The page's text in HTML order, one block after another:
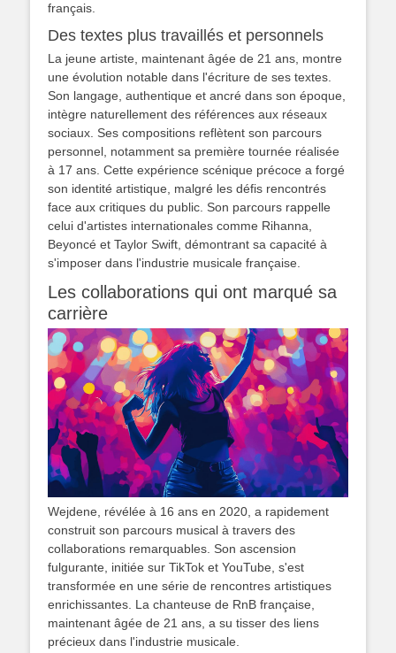
français.
Des textes plus travaillés et personnels
La jeune artiste, maintenant âgée de 21 ans, montre
une évolution notable dans l'écriture de ses textes.
Son langage, authentique et ancré dans son époque,
intègre naturellement des références aux réseaux
sociaux. Ses compositions reflètent son parcours
personnel, notamment sa première tournée réalisée
à 17 ans. Cette expérience scénique précoce a forgé
son identité artistique, malgré les défis rencontrés
face aux critiques du public. Son parcours rappelle
celui d'artistes internationales comme Rihanna,
Beyoncé et Taylor Swift, démontrant sa capacité à
s'imposer dans l'industrie musicale française.
Les collaborations qui ont marqué sa
carrière
Wejdene, révélée à 16 ans en 2020, a rapidement
construit son parcours musical à travers des
collaborations remarquables. Son ascension
fulgurante, initiée sur TikTok et YouTube, s'est
transformée en une série de rencontres artistiques
enrichissantes. La chanteuse de RnB française,
maintenant âgée de 21 ans, a su tisser des liens
précieux dans l'industrie musicale.